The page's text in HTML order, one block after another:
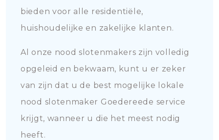
bieden voor alle residentiële,
huishoudelijke en zakelijke klanten.
Al onze nood slotenmakers zijn volledig
opgeleid en bekwaam, kunt u er zeker
van zijn dat u de best mogelijke lokale
nood slotenmaker Goedereede service
krijgt, wanneer u die het meest nodig
heeft.